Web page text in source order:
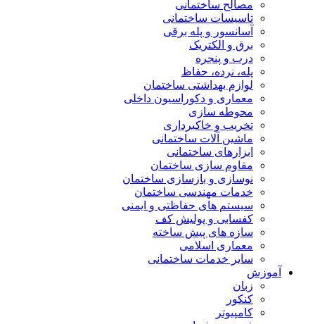
مصالح ساختمانی
تاسیسات ساختمانی
آسانسور و پله برقی
برق و الکتریک
درب و پنجره
پله، نرده، حفاظ
لوازم بهداشتی ساختمان
معماری و دکوراسیون داخلی
محوطه سازی
تخریب و خاکبرداری
ماشین آلات ساختمانی
ابزارهای ساختمانی
مقاوم سازی ساختمان
نوسازی و بازسازی ساختمان
خدمات مهندسی ساختمان
سیستم های حفاظتی و ایمنی
کفسابی و پولیش کف
سازه های پیش ساخته
معماری اسلامی
سایر خدمات ساختمانی
آموزش
زبان
کنکور
کامپیوتر